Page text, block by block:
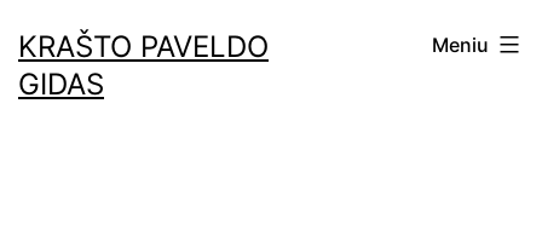
prie
turinio
KRAŠTO PAVELDO
GIDAS
Meniu